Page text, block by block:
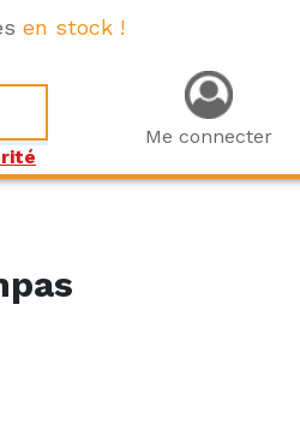
en stock !
Me connecter